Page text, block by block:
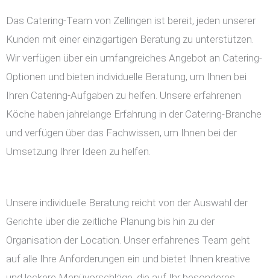
Das Catering-Team von Zellingen ist bereit, jeden unserer
Kunden mit einer einzigartigen Beratung zu unterstützen.
Wir verfügen über ein umfangreiches Angebot an Catering-
Optionen und bieten individuelle Beratung, um Ihnen bei
Ihren Catering-Aufgaben zu helfen. Unsere erfahrenen
Köche haben jahrelange Erfahrung in der Catering-Branche
und verfügen über das Fachwissen, um Ihnen bei der
Umsetzung Ihrer Ideen zu helfen.
Unsere individuelle Beratung reicht von der Auswahl der
Gerichte über die zeitliche Planung bis hin zu der
Organisation der Location. Unser erfahrenes Team geht
auf alle Ihre Anforderungen ein und bietet Ihnen kreative